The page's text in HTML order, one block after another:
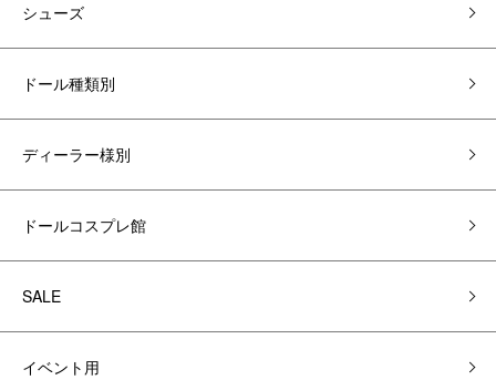
シューズ
ドール種類別
ディーラー様別
ドールコスプレ館
SALE
イベント用